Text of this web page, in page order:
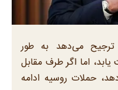
می‌دهد به طور
اما اگر طرف مقابل
حملات روسیه ادامه